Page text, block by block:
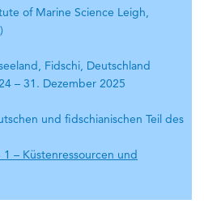
of Marine Science Leigh,
Fidschi, Deutschland
– 31. Dezember 2025
und fidschianischen Teil des
1 – Küstenressourcen und